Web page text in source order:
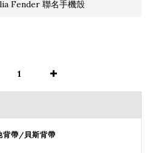
Fender 聯名手機殼
背帶/貝斯背帶